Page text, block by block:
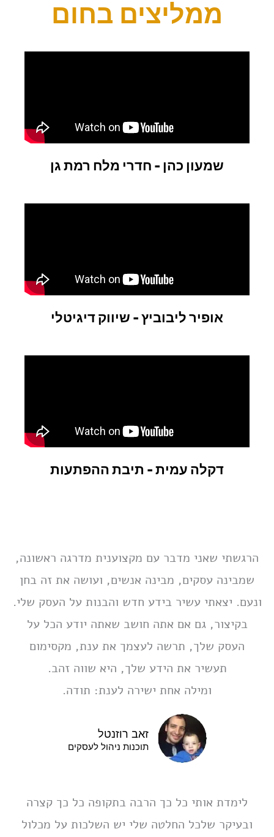
ממליצים בחום
שמעון כהן - חדרי מלח רמת גן
אופיר ליבוביץ - שיווק דיגיטלי
דקלה עמית - תיבת ההפתעות
הרגשתי שאני מדבר עם מקצוענית מדרגה ראשונה,
שמבינה עסקים, מבינה אנשים, ועושה את זה בחן
ונעם. יצאתי עשיר בידע חדש והבנות על העסק שלי.
בקיצור, גם אם אתה חושב שאתה יודע הכל על
העסק שלך, תרשה לעצמך את ענת, מקסימום
תעשיר את הידע שלך, היא שווה זהב.
ומילה אחת ישירה לענת: תודה.
זאב רוזנטל
תוכנות ניהול לעסקים
לימדת אותי כל כך הרבה בתקופה כל כך קצרה
ובעיקר שלכל החלטה שלי יש השלכות על מכלול